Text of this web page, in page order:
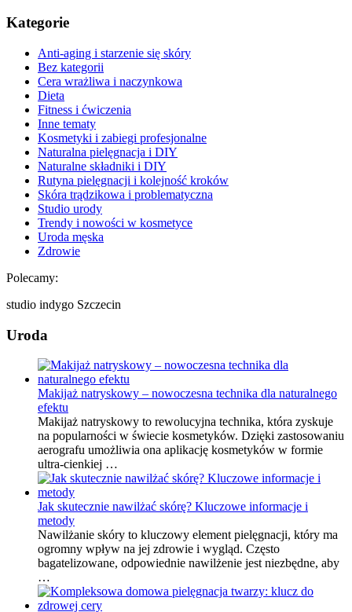
Kategorie
Anti-aging i starzenie się skóry
Bez kategorii
Cera wrażliwa i naczynkowa
Dieta
Fitness i ćwiczenia
Inne tematy
Kosmetyki i zabiegi profesjonalne
Naturalna pielęgnacja i DIY
Naturalne składniki i DIY
Rutyna pielęgnacji i kolejność kroków
Skóra trądzikowa i problematyczna
Studio urody
Trendy i nowości w kosmetyce
Uroda męska
Zdrowie
Polecamy:
studio indygo Szczecin
Uroda
Makijaż natryskowy – nowoczesna technika dla naturalnego
efektu
Makijaż natryskowy to rewolucyjna technika, która zyskuje
na popularności w świecie kosmetyków. Dzięki zastosowaniu
aerografu umożliwia ona aplikację kosmetyków w formie
ultra-cienkiej …
Jak skutecznie nawilżać skórę? Kluczowe informacje i
metody
Nawilżanie skóry to kluczowy element pielęgnacji, który ma
ogromny wpływ na jej zdrowie i wygląd. Często
bagatelizowane, odpowiednie nawilżenie jest niezbędne, aby
…